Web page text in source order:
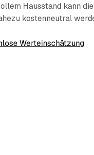
Hausstand kann die
kostenneutral
Werteinschätzung